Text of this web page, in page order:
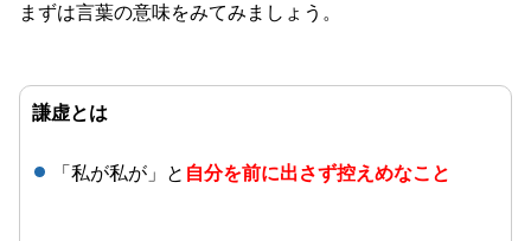
まずは言葉の意味をみてみましょう。
謙虚とは
「私が私が」と 自分を前に出さず控えめなこと